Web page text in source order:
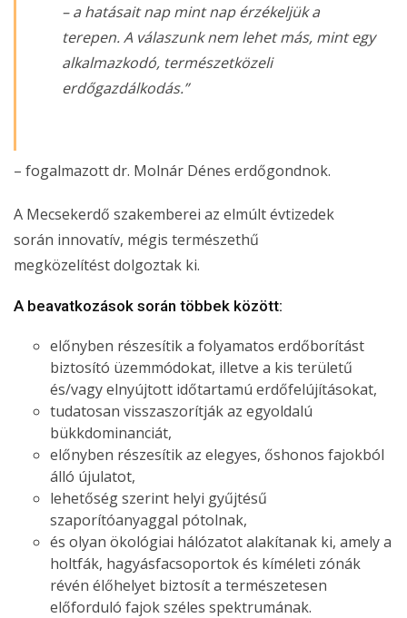
– a hatásait nap mint nap érzékeljük a
terepen. A válaszunk nem lehet más, mint egy
alkalmazkodó, természetközeli
erdőgazdálkodás.”
– fogalmazott dr. Molnár Dénes erdőgondnok.
A Mecsekerdő szakemberei az elmúlt évtizedek
során innovatív, mégis természethű
megközelítést dolgoztak ki.
A beavatkozások során többek között:
előnyben részesítik a folyamatos erdőborítást
biztosító üzemmódokat, illetve a kis területű
és/vagy elnyújtott időtartamú erdőfelújításokat,
tudatosan visszaszorítják az egyoldalú
bükkdominanciát,
előnyben részesítik az elegyes, őshonos fajokból
álló újulatot,
lehetőség szerint helyi gyűjtésű
szaporítóanyaggal pótolnak,
és olyan ökológiai hálózatot alakítanak ki, amely a
holtfák, hagyásfacsoportok és kíméleti zónák
révén élőhelyet biztosít a természetesen
előforduló fajok széles spektrumának.